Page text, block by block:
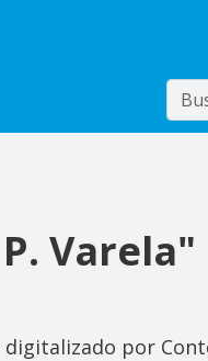
Varela"
por